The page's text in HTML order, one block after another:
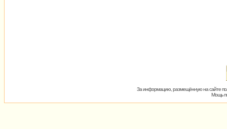
За информацию, размещённую на сайте
Мощь